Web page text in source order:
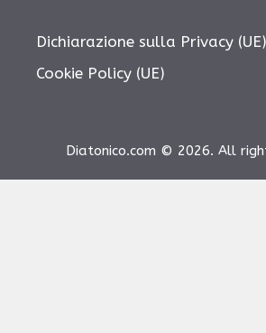
Dichiarazione sulla Privacy (UE)
Cookie Policy (UE)
Diatonico.com © 2026. All